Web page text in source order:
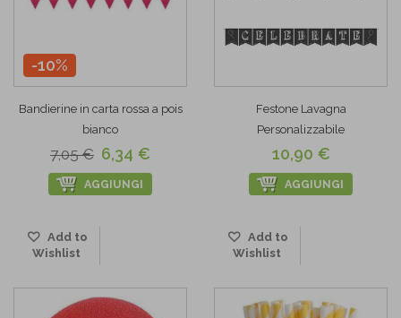
-10%
Bandierine in carta rossa a pois
bianco
7,05 € 6,34 €
AGGIUNGI
Add to
Wishlist
Festone Lavagna
Personalizzabile
10,90 €
AGGIUNGI
Add to
Wishlist